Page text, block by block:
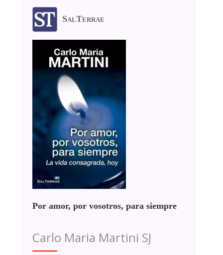
SalTerrae
Por amor, por vosotros, para siempre
Carlo Maria Martini SJ